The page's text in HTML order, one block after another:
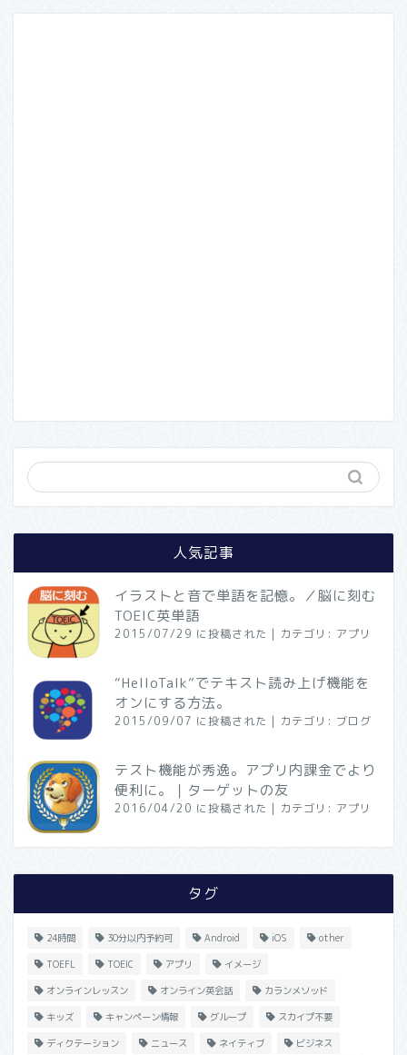
人気記事
イラストと音で単語を記憶。／脳に刻む
TOEIC英単語
2015/07/29 に投稿された | カテゴリ: アプリ
“HelloTalk”でテキスト読み上げ機能を
オンにする方法。
2015/09/07 に投稿された | カテゴリ: ブログ
テスト機能が秀逸。アプリ内課金でより
便利に。｜ターゲットの友
2016/04/20 に投稿された | カテゴリ: アプリ
タグ
24時間 30分以内予約可 Android iOS other
TOEFL TOEIC アプリ イメージ
オンラインレッスン オンライン英会話 カランメソッド
キッズ キャンペーン情報 グループ スカイプ不要
ディクテーション ニュース ネイティブ ビジネス